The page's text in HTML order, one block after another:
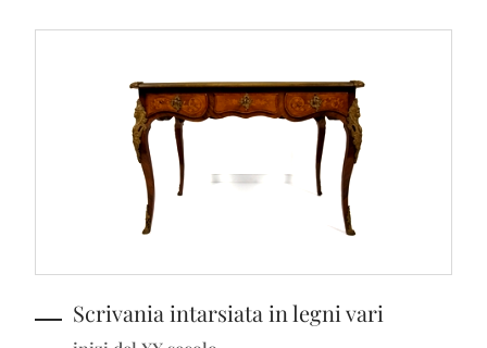
Scrivania intarsiata in legni vari